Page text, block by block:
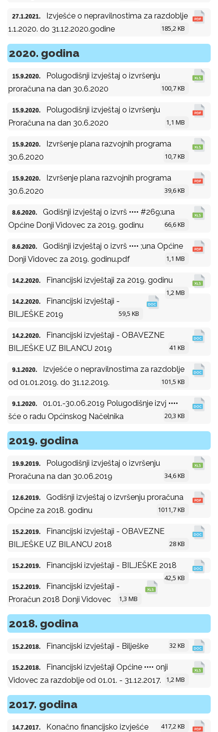
27.1.2021.
Izvješće o nepravilnostima za razdoblje
1.1.2020. do 31.12.2020.godine
185,2 KB
2020. godina
15.9.2020.
Polugodišnji izvještaj o izvršenju
proračuna na dan 30.6.2020
100,7 KB
15.9.2020.
Polugodišnji izvještaj o izvršenju
Proračuna na dan 30.6.2020
1,1 MB
15.9.2020.
Izvršenje plana razvojnih programa
30.6.2020
10,7 KB
15.9.2020.
Izvršenje plana razvojnih programa
30.6.2020
39,6 KB
8.6.2020.
Godišnji izvještaj o izvrš •••• #269;una
Općine Donji Vidovec za 2019. godinu
66,6 KB
8.6.2020.
Godišnji izvještaj o izvrš •••• ;una Općine
Donji Vidovec za 2019. godinu.pdf
1,1 MB
14.2.2020. Financijski izvještaji za 2019. godinu
1,2 MB
14.2.2020.
Financijski izvještaji -
BILJEŠKE 2019
59,5 KB
14.2.2020.
Financijski izvještaji - OBAVEZNE
BILJEŠKE UZ BILANCU 2019
41 KB
9.1.2020.
Izvješće o nepravilnostima za razdoblje
od 01.01.2019. do 31.12.2019.
101,5 KB
9.1.2020.
01.01.-30.06.2019 Polugodišnje izvj ••••
šće o radu Općinskog Načelnika
20,3 KB
2019. godina
19.9.2019.
Polugodišnji izvještaj o izvršenju
Proračuna na dan 30.06.2019
34,6 KB
12.6.2019.
Godišnji izvještaj o izvršenju proračuna
Općine za 2018. godinu
1011,7 KB
15.2.2019.
Financijski izvještaji - OBAVEZNE
BILJEŠKE UZ BILANCU 2018
28 KB
15.2.2019. Financijski izvještaji - BILJEŠKE 2018
42,5 KB
15.2.2019.
Financijski izvještaji -
Proračun 2018 Donji Vidovec
1,3 MB
2018. godina
15.2.2018. Financijski izvještaji - Bilješke 32 KB
15.2.2018.
Financijski izvještaji Općine •••• onji
Vidovec za razdoblje od 01.01. - 31.12.2017.
1,2 MB
2017. godina
14.7.2017. Konačno financijsko izvješće 417,2 KB